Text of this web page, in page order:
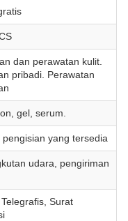
dan perawatan kulit.
pribadi. Perawatan
gel, serum.
pengisian yang tersedia
udara, pengiriman
Surat